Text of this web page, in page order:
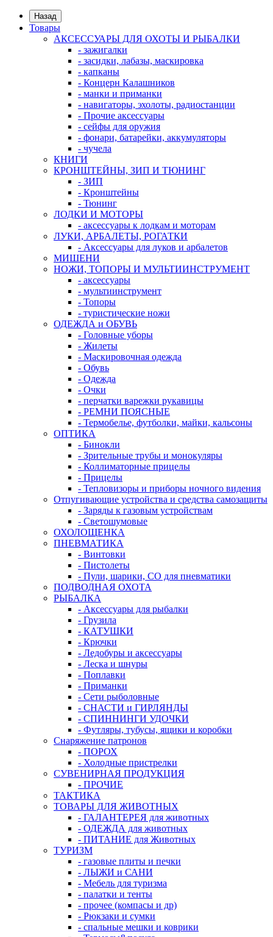
Назад
Товары
АКСЕССУАРЫ ДЛЯ ОХОТЫ И РЫБАЛКИ
- зажигалки
- засидки, лабазы, маскировка
- капканы
- Концерн Калашников
- манки и приманки
- навигаторы, эхолоты, радиостанции
- Прочие аксессуары
- сейфы для оружия
- фонари, батарейки, аккумуляторы
- чучела
КНИГИ
КРОНШТЕЙНЫ, ЗИП И ТЮНИНГ
- ЗИП
- Кронштейны
- Тюнинг
ЛОДКИ И МОТОРЫ
- аксессуары к лодкам и моторам
ЛУКИ, АРБАЛЕТЫ, РОГАТКИ
- Аксессуары для луков и арбалетов
МИШЕНИ
НОЖИ, ТОПОРЫ И МУЛЬТИИНСТРУМЕНТ
- аксессуары
- мультиинструмент
- Топоры
- туристические ножи
ОДЕЖДА и ОБУВЬ
- Головные уборы
- Жилеты
- Маскировочная одежда
- Обувь
- Одежда
- Очки
- перчатки варежки рукавицы
- РЕМНИ ПОЯСНЫЕ
- Термобелье, футболки, майки, кальсоны
ОПТИКА
- Бинокли
- Зрительные трубы и монокуляры
- Коллиматорные прицелы
- Прицелы
- Тепловизоры и приборы ночного видения
Отпугивающие устройства и средства самозащиты
- Заряды к газовым устройствам
- Светошумовые
ОХОЛОЩЕНКА
ПНЕВМАТИКА
- Винтовки
- Пистолеты
- Пули, шарики, СО для пневматики
ПОДВОДНАЯ ОХОТА
РЫБАЛКА
- Аксессуары для рыбалки
- Грузила
- КАТУШКИ
- Крючки
- Ледобуры и аксессуары
- Леска и шнуры
- Поплавки
- Приманки
- Сети рыболовные
- СНАСТИ и ГИРЛЯНДЫ
- СПИННИНГИ УДОЧКИ
- Футляры, тубусы, ящики и коробки
Снаряжение патронов
- ПОРОХ
- Холодные пристрелки
СУВЕНИРНАЯ ПРОДУКЦИЯ
- ПРОЧИЕ
ТАКТИКА
ТОВАРЫ ДЛЯ ЖИВОТНЫХ
- ГАЛАНТЕРЕЯ для животных
- ОДЕЖДА для животных
- ПИТАНИЕ для Животных
ТУРИЗМ
- газовые плиты и печки
- ЛЫЖИ и САНИ
- Мебель для туризма
- палатки и тенты
- прочее (компасы и др)
- Рюкзаки и сумки
- спальные мешки и коврики